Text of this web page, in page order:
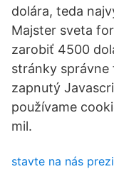
dolára, teda
Majster sveta
zarobiť 4500
stránky správne
zapnutý
používame
mil.
stavte na nás